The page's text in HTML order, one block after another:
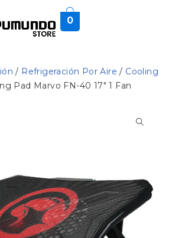
0
/ Refrigeración Por Aire / Cooling
Pad Marvo FN-40 17″ 1 Fan